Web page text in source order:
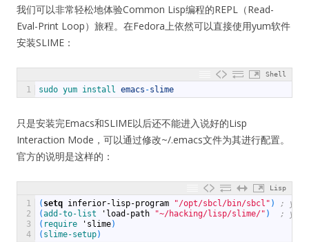
我们可以非常轻松地体验Common Lisp编程的REPL（Read-
Eval-Print Loop）旅程。在Fedora上依然可以直接使用yum软件
安装SLIME：
Shell
1 sudo yum install emacs -slime
只是安装完Emacs和SLIME以后还不能进入说好的Lisp
Interaction Mode，可以通过修改~/.emacs文件为其进行配置。
官方的说明是这样的：
Lisp
1
2
3
4
( setq inferior-lisp-program "/opt/sbcl/bin/sbcl" )
;
(add-to-list ' load-path "~/hacking/lisp/slime/" )
;
( require ' slime)
( slime-setup)